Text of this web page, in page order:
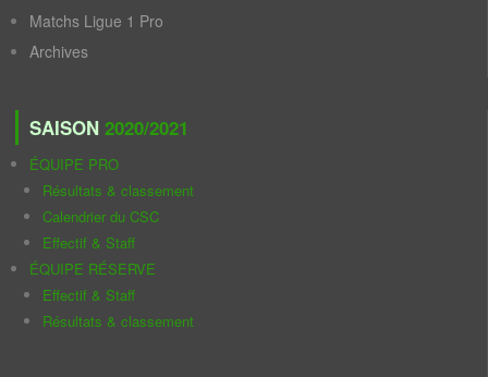
Matchs Ligue 1 Pro
Archives
SAISON 2020/2021
ÉQUIPE PRO
Résultats & classement
Calendrier du CSC
Effectif & Staff
ÉQUIPE RÉSERVE
Effectif & Staff
Résultats & classement